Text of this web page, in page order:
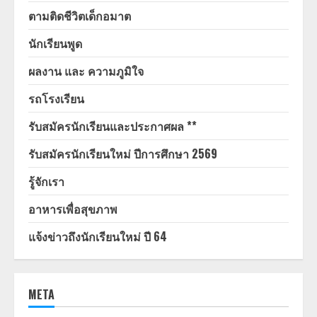
ตามติดชีวิตเด็กอมาต
นักเรียนพูด
ผลงาน และ ความภูมิใจ
รถโรงเรียน
รับสมัครนักเรียนและประกาศผล **
รับสมัครนักเรียนใหม่ ปีการศึกษา 2569
รู้จักเรา
อาหารเพื่อสุขภาพ
แจ้งข่าวถึงนักเรียนใหม่ ปี 64
META